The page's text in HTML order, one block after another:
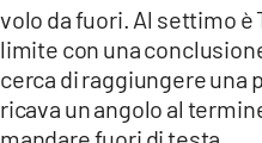
volo da fuori. Al settimo è
limite con una
cerca di raggiungere una
ricava un angolo al